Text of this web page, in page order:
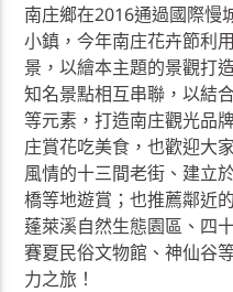
南庄鄉在2016通過國際慢
小鎮，今年南庄花卉節利
景，以繪本主題的景觀打
知名景點相互串聯，以結
等元素，打造南庄觀光品
庄賞花吃美食，也歡迎大
風情的十三間老街、建立
橋等地遊賞；也推薦鄰近
蓬萊溪自然生態園區、四
賽夏民俗文物館、神仙谷
力之旅！